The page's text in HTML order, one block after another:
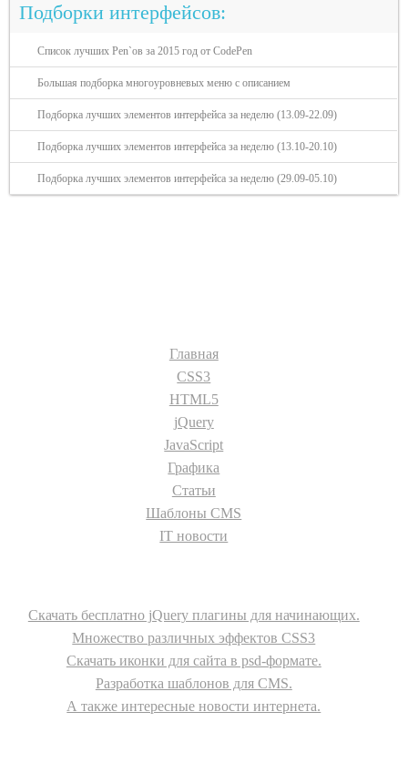
Подборки интерфейсов:
Список лучших Pen`ов за 2015 год от CodePen
Большая подборка многоуровневых меню с описанием
Подборка лучших элементов интерфейса за неделю (13.09-22.09)
Подборка лучших элементов интерфейса за неделю (13.10-20.10)
Подборка лучших элементов интерфейса за неделю (29.09-05.10)
Главная
CSS3
HTML5
jQuery
JavaScript
Графика
Статьи
Шаблоны CMS
IT новости
Скачать бесплатно jQuery плагины для начинающих.
Множество различных эффектов CSS3
Скачать иконки для сайта в psd-формате.
Разработка шаблонов для CMS.
А также интересные новости интернета.